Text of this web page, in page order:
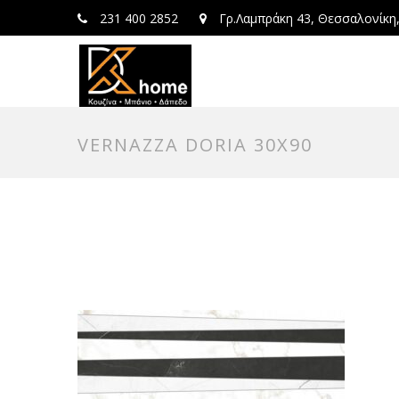
231 400 2852 Γρ.Λαμπράκη 43,
VERNAZZA DORIA 30X90